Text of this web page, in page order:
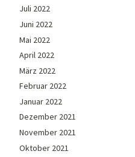
Juli 2022
Juni 2022
Mai 2022
April 2022
März 2022
Februar 2022
Januar 2022
Dezember 2021
November 2021
Oktober 2021